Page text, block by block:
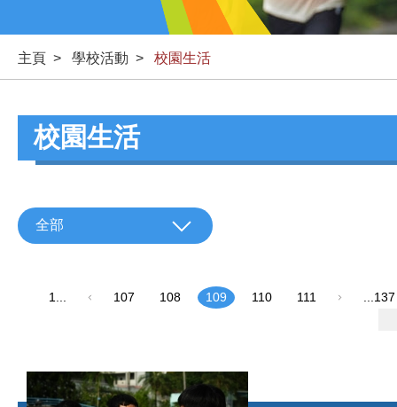
主頁 > 學校活動 > 校園生活
校園生活
全部
1... 107 108 109 110 111 ...137